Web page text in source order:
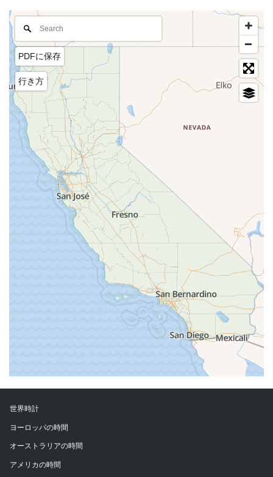
PDFに保存
行き方
世界時計
ヨーロッパの時間
オーストラリアの時間
アメリカの時間